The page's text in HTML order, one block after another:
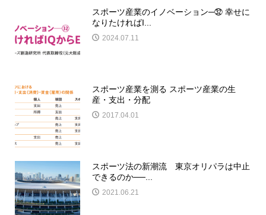
スポーツ産業のイノベーション─㉜ 幸せに
なりたければI...
2024.07.11
スポーツ産業を測る スポーツ産業の生
産・支出・分配
2017.04.01
スポーツ法の新潮流 東京オリパラは中止
できるのか──...
2021.06.21